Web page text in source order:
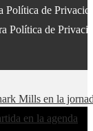
Política de
Política de
Mills en la
en la agenda